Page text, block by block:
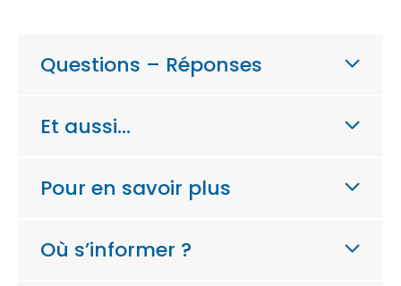
Questions – Réponses
Et aussi…
Pour en savoir plus
Où s’informer ?